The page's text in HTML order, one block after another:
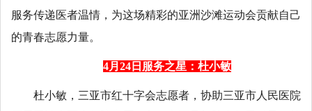
服务传递医者温情，为这场精彩的亚洲沙滩运动会贡献自己
的青春志愿力量。
4月24日服务之星：杜小敏
杜小敏，三亚市红十字会志愿者，协助三亚市人民医院